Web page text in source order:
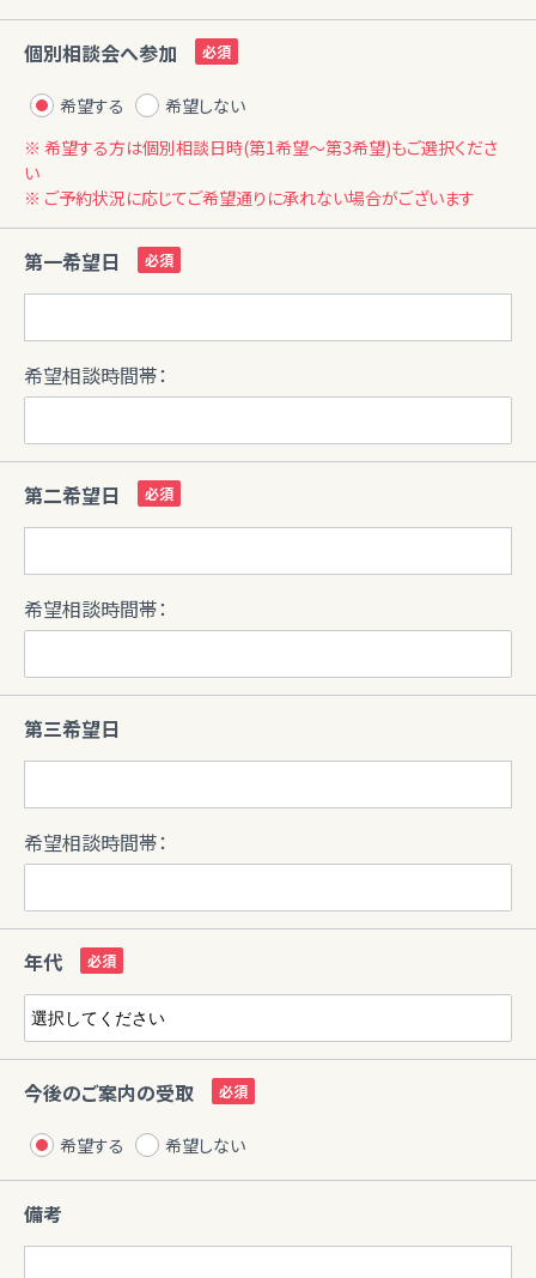
個別相談会へ参加
希望する
希望しない
※ 希望する方は個別相談日時(第1希望〜第3希望)もご選択くださ
い
※ ご予約状況に応じてご希望通りに承れない場合がございます
第一希望日
希望相談時間帯：
第二希望日
希望相談時間帯：
第三希望日
希望相談時間帯：
年代
今後のご案内の受取
希望する 希望しない
備考